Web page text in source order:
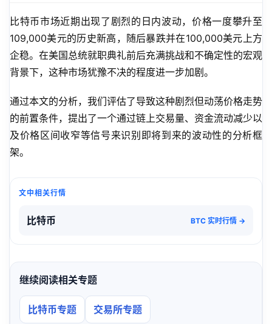
比特币市场近期出现了剧烈的日内波动，价格一度攀升至
109,000美元的历史新高，随后暴跌并在100,000美元上方
企稳。在美国总统就职典礼前后充满挑战和不确定性的宏观
背景下，这种市场犹豫不决的程度进一步加剧。
通过本文的分析，我们评估了导致这种剧烈但动荡价格走势
的前置条件，提出了一个通过链上交易量、资金流动减少以
及价格区间收窄等信号来识别即将到来的波动性的分析框
架。
文中相关行情
比特币 BTC 实时行情 →
继续阅读相关专题
比特币专题 交易所专题